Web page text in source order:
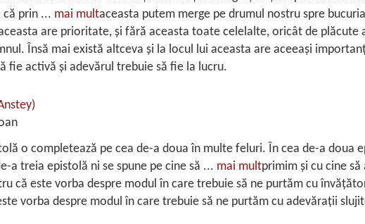
că prin ... mai multaceasta putem merge pe drumul nostru spre
are prioritate, şi fără aceasta toate celelalte, oricât de plăcute
Însă mai există altceva şi la locul lui aceasta are aceeaşi
fie activă şi adevărul trebuie să fie la lucru.
o completează pe cea de-a doua în multe feluri. În cea de-a doua
a treia epistolă ni se spune pe cine să ... mai multprimim și cu cine
că este vorba despre modul în care trebuie să ne purtăm cu
vorba despre modul în care trebuie să ne purtăm cu adevărații